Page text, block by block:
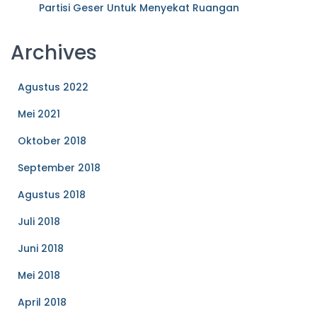
Partisi Geser Untuk Menyekat Ruangan
Archives
Agustus 2022
Mei 2021
Oktober 2018
September 2018
Agustus 2018
Juli 2018
Juni 2018
Mei 2018
April 2018